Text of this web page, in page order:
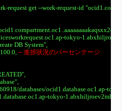
request get --work-request-id
tokyo-
DB System",
-- 進捗状況のパーセンテージ
databases/ocid1.database.oc1.ap-tokyo-
tokyo-